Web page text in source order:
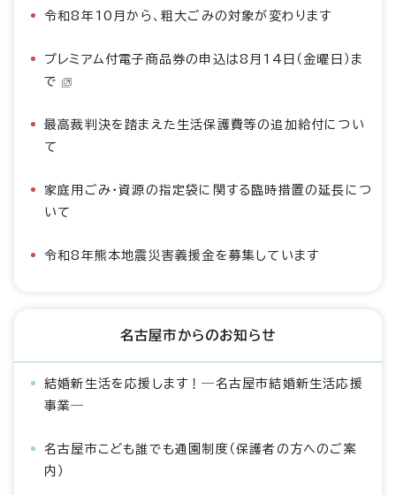
令和8年10月から、粗大ごみの対象が変わります
プレミアム付電子商品券の申込は8月14日（金曜日）ま
で
最高裁判決を踏まえた生活保護費等の追加給付につい
て
家庭用ごみ・資源の指定袋に関する臨時措置の延長につ
いて
令和8年熊本地震災害義援金を募集しています
名古屋市からのお知らせ
結婚新生活を応援します！―名古屋市結婚新生活応援
事業―
名古屋市こども誰でも通園制度（保護者の方へのご案
内）